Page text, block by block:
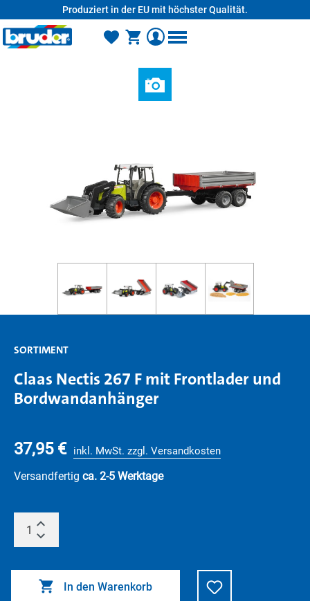
Produziert in der EU mit höchster Qualität.
SORTIMENT
Claas Nectis 267 F mit Frontlader und
Bordwandanhänger
37,95 € inkl. MwSt. zzgl. Versandkosten
Versandfertig ca. 2-5 Werktage
In den Warenkorb